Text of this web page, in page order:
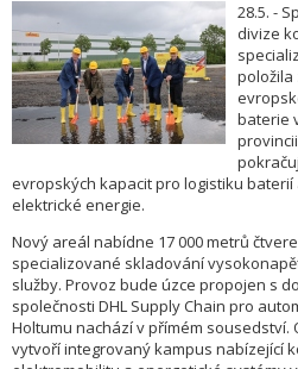
28.5. -
divize
položila
baterie
evropských kapacit pro logistiku
elektrické energie.
Nový areál nabídne 17 000 metrů
specializované skladování
služby. Provoz bude úzce propojen s
společnosti DHL Supply Chain pro
Holtumu nachází v přímém sousedství.
vytvoří integrovaný kampus nabízející